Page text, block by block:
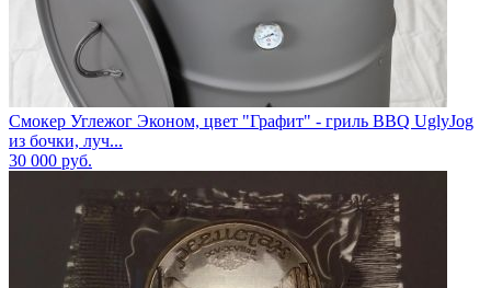
Смокер Углежог Эконом, цвет "Графит" - гриль BBQ UglyJog
из бочки, луч...
30 000 руб.